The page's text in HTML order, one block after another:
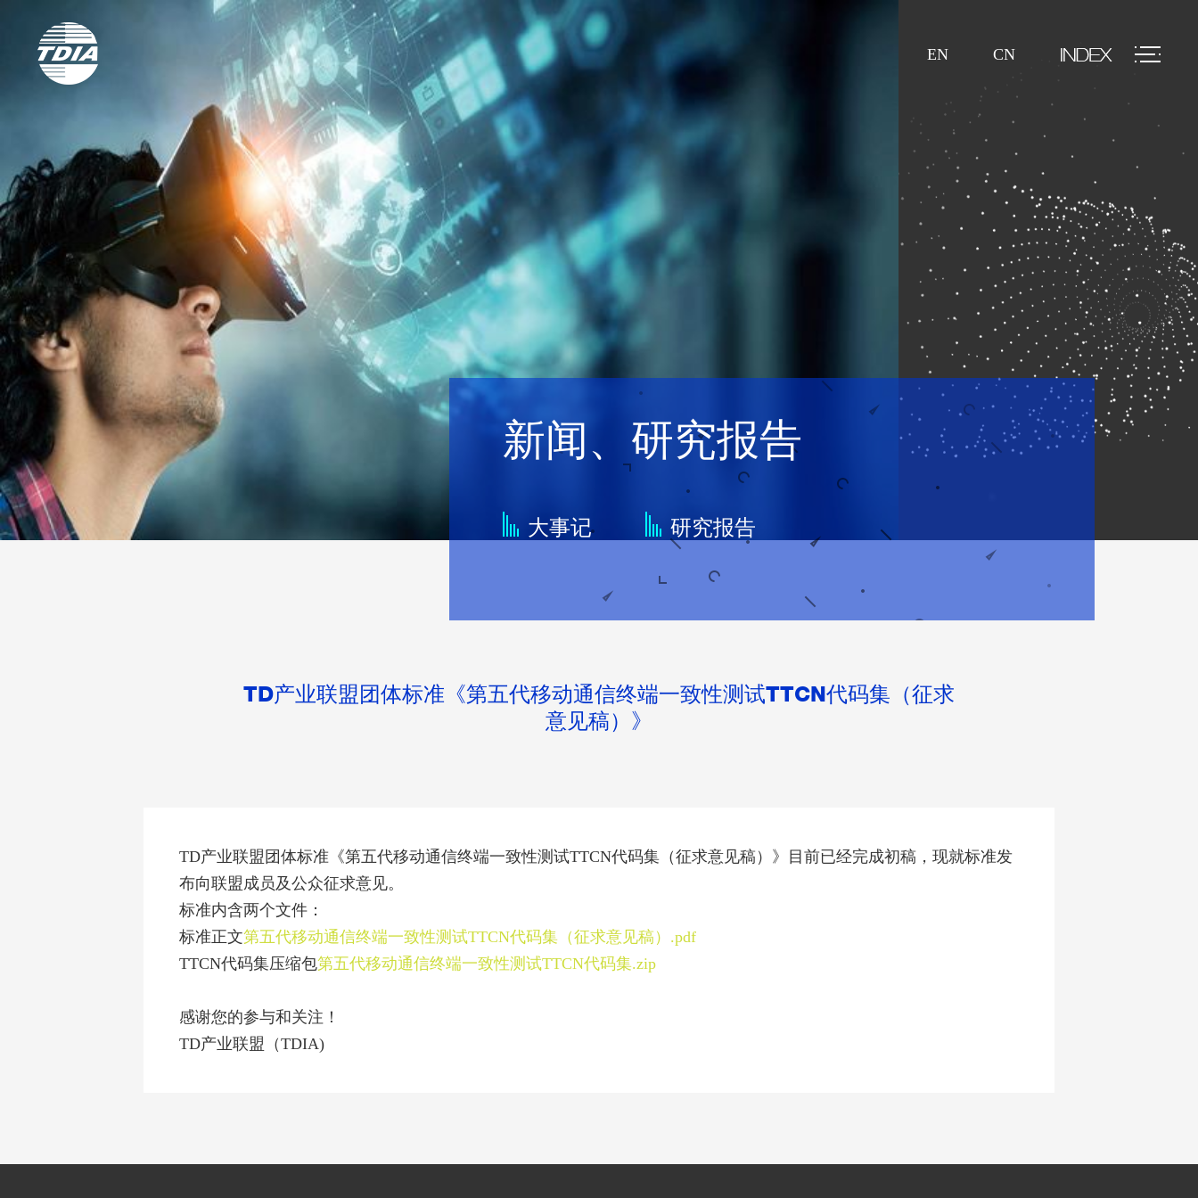
EN CN
新闻、研究报告
大事记 研究报告
TD产业联盟团体标准《第五代移动通信终端一致性测试TTCN代码集（征求
意见稿）》
TD产业联盟团体标准《第五代移动通信终端一致性测试TTCN代码集（征求意见稿）》目前已经完成初稿，现就标准发
布向联盟成员及公众征求意见。
标准内含两个文件：
标准正文第五代移动通信终端一致性测试TTCN代码集（征求意见稿）.pdf
TTCN代码集压缩包第五代移动通信终端一致性测试TTCN代码集.zip
感谢您的参与和关注！
TD产业联盟（TDIA)